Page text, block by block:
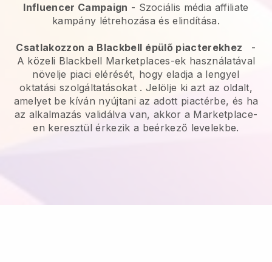
Influencer Campaign - Szociális média affiliate
kampány létrehozása és elindítása.
Csatlakozzon a Blackbell épülő piacterekhez
-
A közeli Blackbell Marketplaces-ek használatával
növelje piaci elérését, hogy eladja a lengyel
oktatási szolgáltatásokat . Jelölje ki azt az oldalt,
amelyet be kíván nyújtani az adott piactérbe, és ha
az alkalmazás validálva van, akkor a Marketplace-
en keresztül érkezik a beérkező levelekbe.